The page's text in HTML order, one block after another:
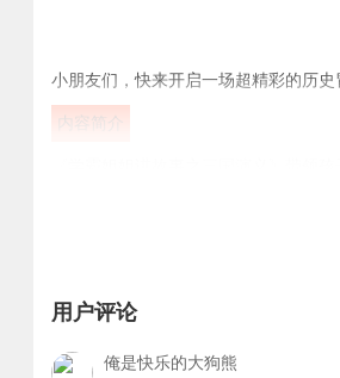
小朋友们，快来开启一场超精彩的历史
内容简介
弟情、诸葛亮的神机妙算、以及赤壁
想象力。这不仅是一本故事书，更是
用户评论
俺是快乐的大狗熊